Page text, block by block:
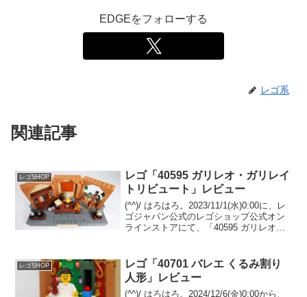
EDGEをフォローする
レゴ系
関連記事
レゴSHOP
レゴ「40595 ガリレオ・ガリレイ
トリビュート」レビュー
(^^)/ はろはろ。2023/11/1(水)0:00に、レ
ゴジャパン公式のレゴショップ公式オン
ラインストアにて、「40595 ガリレオ・
ージ）￥17,000-(税込...
レゴSHOP
レゴ「40701 バレエ くるみ割り
人形」レビュー
(^^)/ はろはろ。2024/12/6(金)0:00から、